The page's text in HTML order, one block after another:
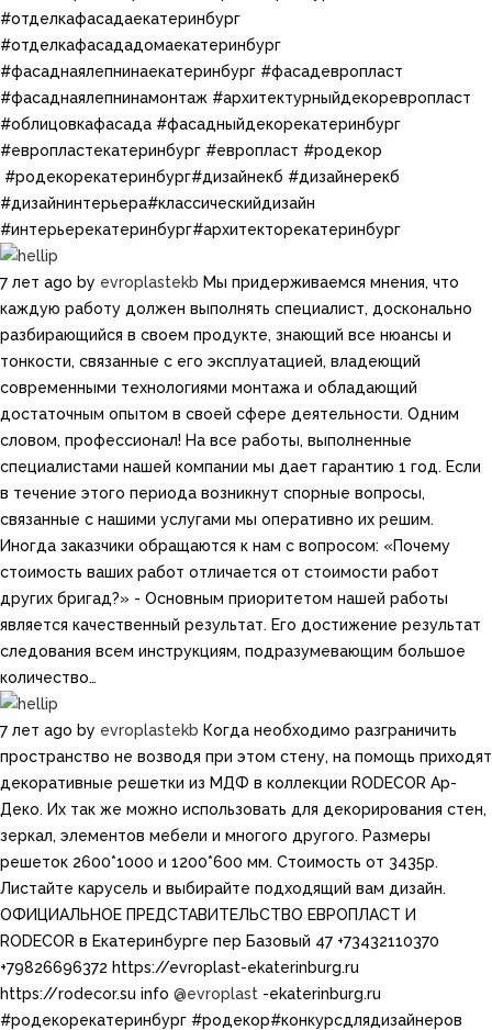
#отделкафасадаекатеринбург
#отделкафасададомаекатеринбург
#фасаднаялепнинаекатеринбург #фасадевропласт
#фасаднаялепнинамонтаж #архитектурныйдекоревропласт
#облицовкафасада #фасадныйдекорекатеринбург
#европластекатеринбург #европласт​​​ #родекор​​
#родекорекатеринбург​​#дизайнекб​​ #дизайнерекб​​ ​
#дизайнинтерьера​​#классическийдизайн​​
#интерьерекатеринбург​#архитекторекатеринбург
7 лет ago by evroplastekb Мы придерживаемся мнения, что
каждую работу должен выполнять специалист, досконально
разбирающийся в своем продукте, знающий все нюансы и
тонкости, связанные с его эксплуатацией, владеющий
современными технологиями монтажа и обладающий
достаточным опытом в своей сфере деятельности. Одним
словом, профессионал! На все работы, выполненные
специалистами нашей компании мы дает гарантию 1 год. Если
в течение этого периода возникнут спорные вопросы,
связанные с нашими услугами мы оперативно их решим.
Иногда заказчики обращаются к нам с вопросом: «Почему
стоимость ваших работ отличается от стоимости работ
других бригад?» - Основным приоритетом нашей работы
является качественный результат. Его достижение результат
следования всем инструкциям, подразумевающим большое
количество…
7 лет ago by evroplastekb Когда необходимо разграничить
пространство не возводя при этом стену, на помощь приходят
декоративные решетки из МДФ в коллекции RODECOR Ар-
Деко. Их так же можно использовать для декорирования стен,
зеркал, элементов мебели и многого другого. Размеры
решеток 2600*1000 и​ 1200*600 мм. Стоимость от 3435р.
Листайте карусель и выбирайте подходящий вам дизайн.
ОФИЦИАЛЬНОЕ ПРЕДСТАВИТЕЛЬСТВО ЕВРОПЛАСТ И
RODECOR в Екатеринбурге пер Базовый 47 +73432110370
+79826696372 https://evroplast-ekaterinburg.ru​​
https://rodecor.su info @evroplast -ekaterinburg.ru​ ​​
#родекорекатеринбург​ #родекор​#конкурсдлядизайнеров